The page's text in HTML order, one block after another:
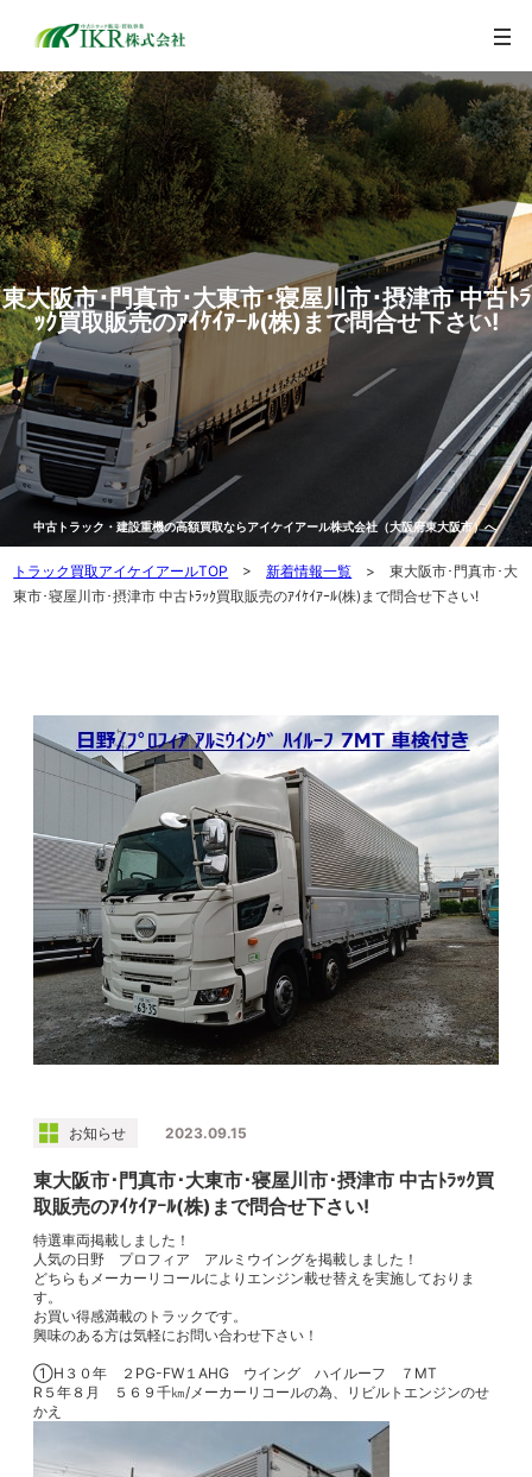
東大阪市･門真市･大東市･寝屋川市･摂津市 中古ﾄﾗ
ｯｸ買取販売のｱｲｹｲｱｰﾙ(株)まで問合せ下さい!
中古トラック・建設重機の高額買取ならアイケイアール株式会社（大阪府東大阪市）へ
トラック買取アイケイアールTOP >新着情報一覧 > 東大阪市･門真市･大
東市･寝屋川市･摂津市 中古ﾄﾗｯｸ買取販売のｱｲｹｲｱｰﾙ(株)まで問合せ下さい!
お知らせ 2023.09.15
東大阪市･門真市･大東市･寝屋川市･摂津市 中古ﾄﾗｯｸ買
取販売のｱｲｹｲｱｰﾙ(株)まで問合せ下さい!
特選車両掲載しました！
人気の日野 プロフィア アルミウイングを掲載しました！
どちらもメーカーリコールによりエンジン載せ替えを実施しておりま
す。
お買い得感満載のトラックです。
興味のある方は気軽にお問い合わせ下さい！
①H３０年 ２PG-FW１AHG ウイング ハイルーフ ７MT
R５年８月 ５６９千㎞/メーカーリコールの為、リビルトエンジンのせ
かえ